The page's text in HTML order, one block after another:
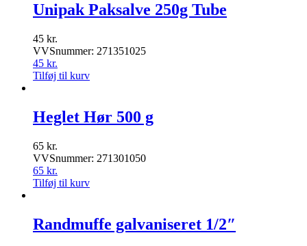
Unipak Paksalve 250g Tube
45 kr.
VVSnummer: 271351025
45 kr.
Tilføj til kurv
Heglet Hør 500 g
65 kr.
VVSnummer: 271301050
65 kr.
Tilføj til kurv
Randmuffe galvaniseret 1/2″